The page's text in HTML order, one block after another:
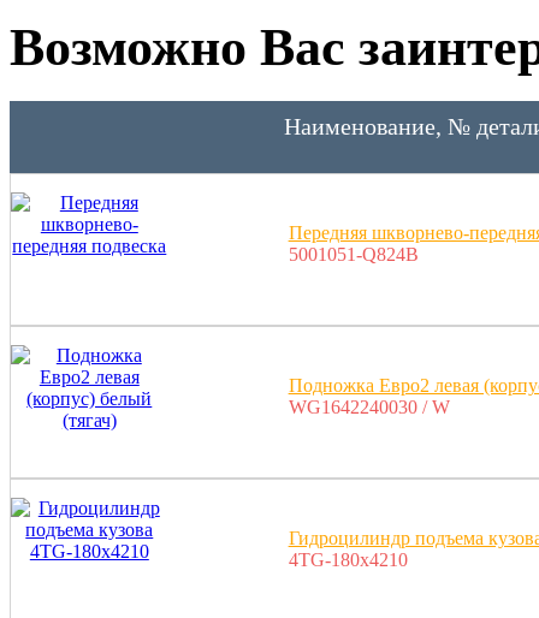
Возможно Вас
Наименование, №
Передняя шкворнево-
5001051-Q824B
Подножка Евро2 левая
WG1642240030 / W
Гидроцилиндр подъема
4TG-180x4210